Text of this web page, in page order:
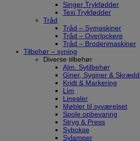
Singer Trykfødder
Texi Trykfødder
Tråd
Tråd – Symaskiner
Tråd – Overlockere
Tråd – Broderimaskiner
Tilbehør – syning
Diverse tilbehør
Alm. Sytilbehør
Giner, Syginer &
Kridt & Markering
Lim
Linealer
Møbler til syværelset
Spole opbevaring
Stryg & Press
Sybokse
Sylamper